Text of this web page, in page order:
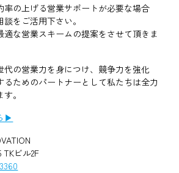
率の上げる営業サポートが必要な場合
をご活用下さい。
適な営業スキームの提案をさせて頂きま
代の営業力を身につけ、競争力を強化
るためのパートナーとして私たちは全力
。
▶︎
ビル2F